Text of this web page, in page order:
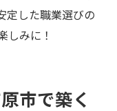
定した職業選びの
しみに！
市で築く